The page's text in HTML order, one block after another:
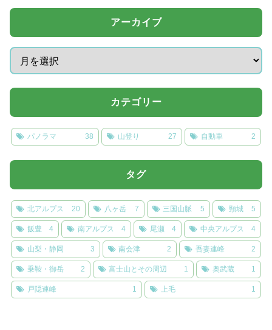
アーカイブ
カテゴリー
パノラマ 38 山登り 27 自動車 2
タグ
北アルプス 20 八ヶ岳 7 三国山脈 5 頸城 5
飯豊 4 南アルプス 4 尾瀬 4 中央アルプス 4
山梨・静岡 3 南会津 2 吾妻連峰 2
乗鞍・御岳 2 富士山とその周辺 1 奥武蔵 1
戸隠連峰 1 上毛 1